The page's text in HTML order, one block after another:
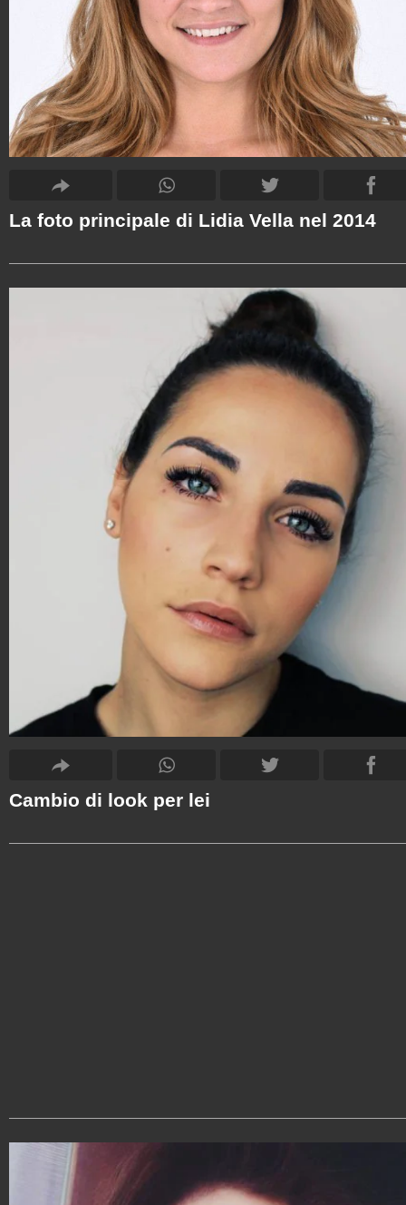
La foto principale di Lidia Vella nel 2014
Cambio di look per lei